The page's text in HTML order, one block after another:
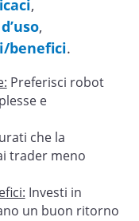
,
,
benefici.
Preferisci robot
e
che la
trader meno
Investi in
un buon ritorno